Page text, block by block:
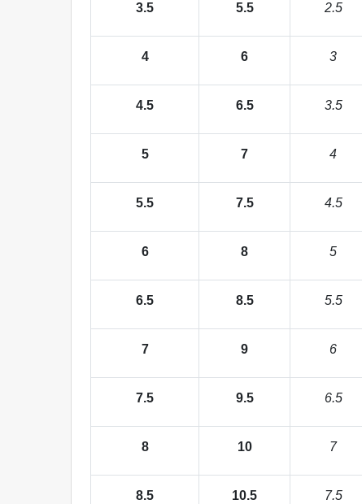
3.5 5.5 2.5
4 6 3
4.5 6.5 3.5
5 7 4
5.5 7.5 4.5
6 8 5
6.5 8.5 5.5
7 9 6
7.5 9.5 6.5
8 10 7
8.5 10.5 7.5